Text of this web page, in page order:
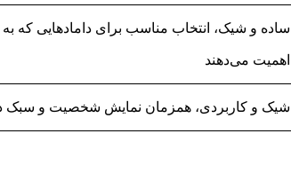
ساده و شیک، انتخاب مناسب برای دامادهایی که
اهمیت می‌دهند
شیک و کاربردی، همزمان نمایش شخصیت و سبک